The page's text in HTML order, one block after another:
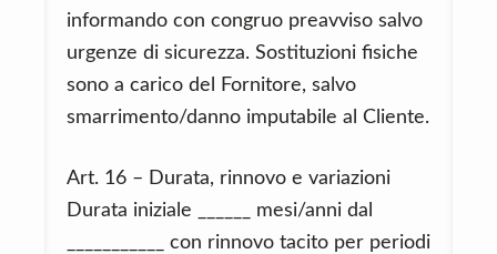
informando con congruo preavviso salvo
urgenze di sicurezza. Sostituzioni fisiche
sono a carico del Fornitore, salvo
smarrimento/danno imputabile al Cliente.
Art. 16 – Durata, rinnovo e variazioni
Durata iniziale ______ mesi/anni dal
___________ con rinnovo tacito per periodi